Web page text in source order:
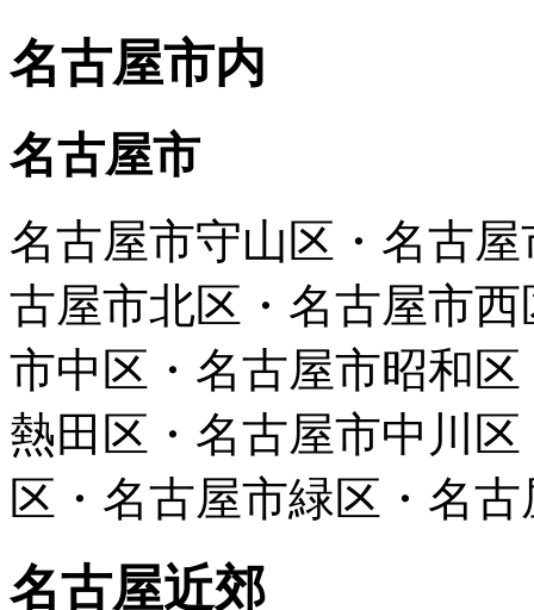
名古屋市内
名古屋市
名古屋市守山区・名古
古屋市北区・名古屋市
市中区・名古屋市昭和
熱田区・名古屋市中川
区・名古屋市緑区・名
名古屋近郊